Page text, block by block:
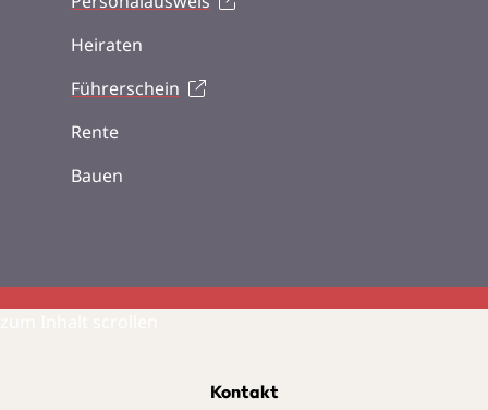
Heiraten
Führerschein
Rente
Bauen
Kontakt